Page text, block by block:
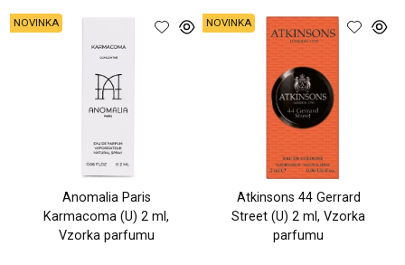
Anomalia Paris
Karmacoma (U) 2 ml,
Vzorka parfumu
NOVINKA
Atkinsons 44 Gerrard
Street (U) 2 ml, Vzorka
parfumu
NOVINKA